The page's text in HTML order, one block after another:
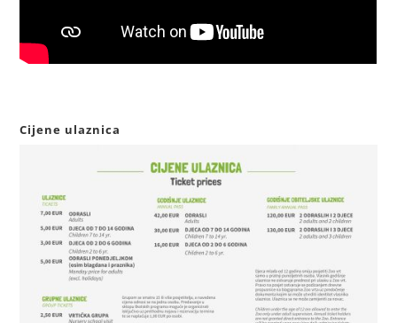
Cijene ulaznica